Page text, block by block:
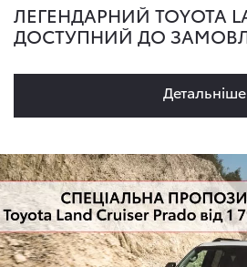
ЛЕГЕНДАРНИЙ TOYOTA
ДОСТУПНИЙ ДО
Детальнiше